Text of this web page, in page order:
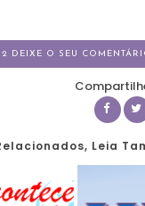
2 DEIXE O SEU
Leia